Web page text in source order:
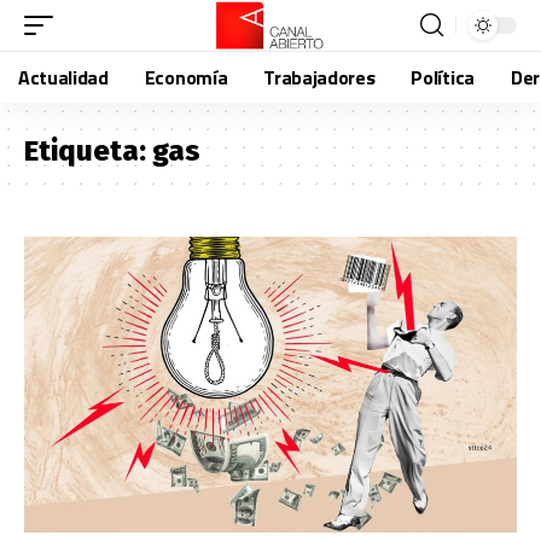
Actualidad Economía Trabajadores Política
Etiqueta:gas